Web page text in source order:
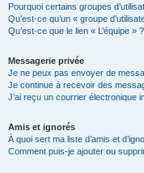
Pourquoi certains groupes
Qu’est-ce qu’un « groupe
Qu’est-ce que le lien « L’équipe » ?
Messagerie privée
Je ne peux pas envoyer de
Je continue à recevoir des
J’ai reçu un courrier électronique
Amis et ignorés
À quoi sert ma liste d’amis et
Comment puis-je ajouter ou